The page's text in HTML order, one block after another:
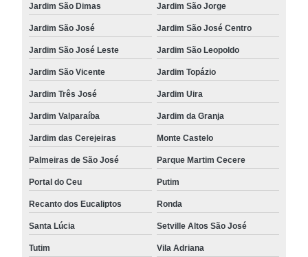
Jardim São Dimas Jardim São Jorge
Jardim São José Jardim São José Centro
Jardim São José Leste Jardim São Leopoldo
Jardim São Vicente Jardim Topázio
Jardim Três José Jardim Uira
Jardim Valparaíba Jardim da Granja
Jardim das Cerejeiras Monte Castelo
Palmeiras de São José Parque Martim Cecere
Portal do Ceu Putim
Recanto dos Eucaliptos Ronda
Santa Lúcia Setville Altos São José
Tutim Vila Adriana